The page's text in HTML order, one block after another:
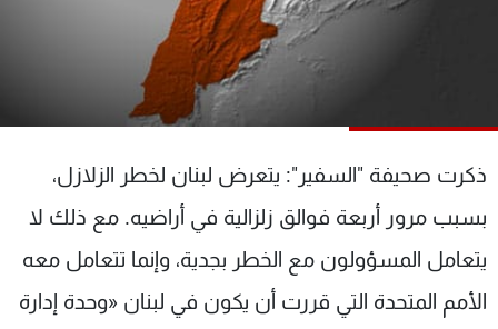
ذكرت صحيفة "السفير": يتعرض لبنان لخطر الزلازل،
بسبب مرور أربعة فوالق زلزالية في أراضيه. مع ذلك لا
يتعامل المسؤولون مع الخطر بجدية، وإنما تتعامل معه
الأمم المتحدة التي قررت أن يكون في لبنان «وحدة إدارة
عن MTV
لاعلاناتكم
وظائف
شروط الإسـتخدام